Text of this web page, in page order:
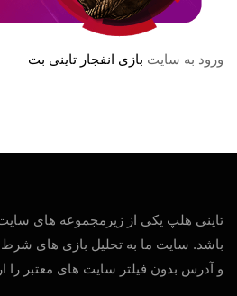
ورود به سایت بازی انفجار تاینی بت
تاینی هلپ یکی از زیرمجموعه های
باشد. سایت ما به تحلیل بازی های شرط
و آدرس بدون فیلتر سایت های معتبر را